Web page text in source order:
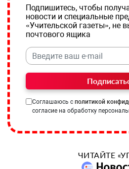
Подпишитесь, чтобы
новости и специальные
«Учительской газеты», не
почтового ящика
Соглашаюсь с политикой
согласие на обработку
ЧИТАЙТЕ